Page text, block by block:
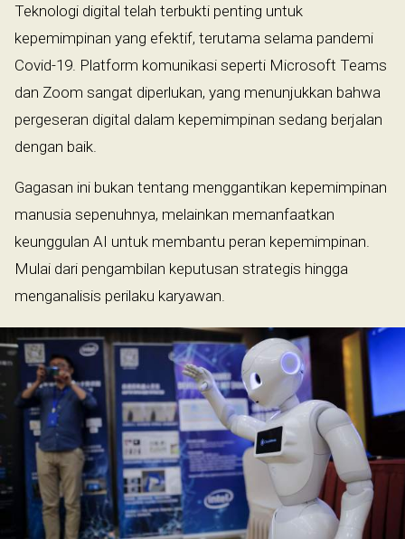
Teknologi digital telah terbukti penting untuk
kepemimpinan yang efektif, terutama selama pandemi
Covid-19. Platform komunikasi seperti Microsoft Teams
dan Zoom sangat diperlukan, yang menunjukkan bahwa
pergeseran digital dalam kepemimpinan sedang berjalan
dengan baik.
Gagasan ini bukan tentang menggantikan kepemimpinan
manusia sepenuhnya, melainkan memanfaatkan
keunggulan AI untuk membantu peran kepemimpinan.
Mulai dari pengambilan keputusan strategis hingga
menganalisis perilaku karyawan.